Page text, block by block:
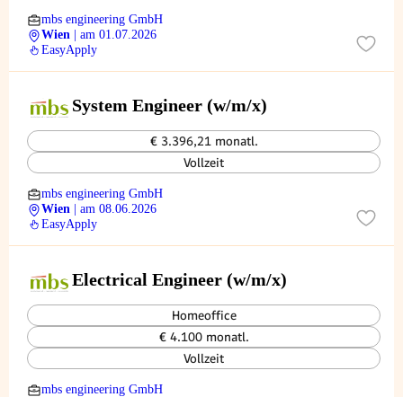
mbs engineering GmbH
Wien
| am 01.07.2026
EasyApply
System Engineer (w/m/x)
€ 3.396,21 monatl.
Vollzeit
mbs engineering GmbH
Wien
| am 08.06.2026
EasyApply
Electrical Engineer (w/m/x)
Homeoffice
€ 4.100 monatl.
Vollzeit
mbs engineering GmbH